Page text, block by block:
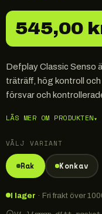
545,00
Defplay Classic Senso
träträff, hög kontroll
försvar och
LÄS MER OM PRODUKTEN▾
VÄLJ VARIANT
Rak Konkav
I lager · Fri frakt över